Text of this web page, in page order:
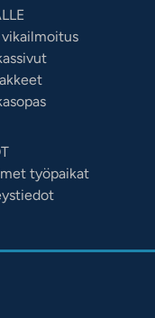
työpaikat